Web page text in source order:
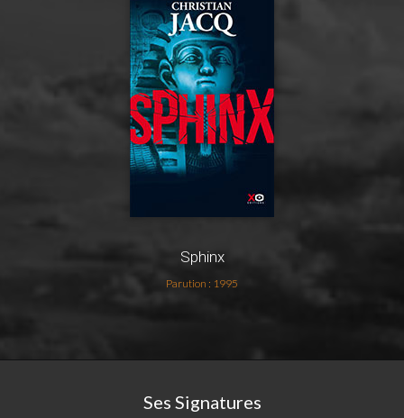
Sphinx
Parution : 1995
Ses Signatures